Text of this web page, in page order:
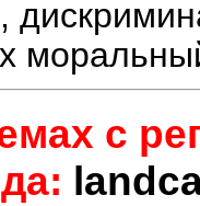
с